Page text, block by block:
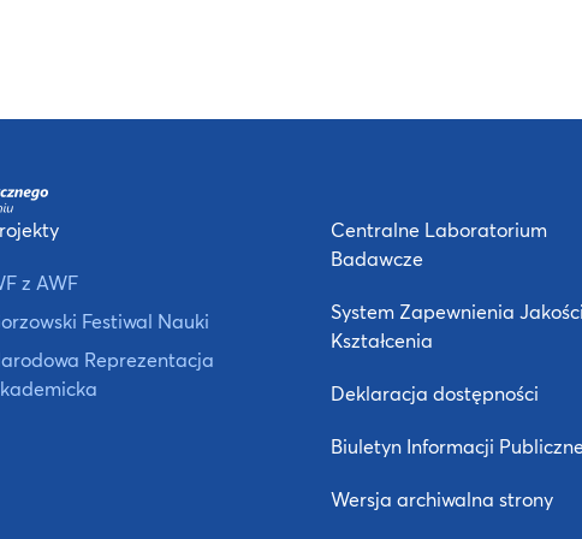
z AWF
Festiwal Nauki
Reprezentacja
Centralne Laboratorium
Badawcze
System Zapewnienia Jakości
Kształcenia
Deklaracja dostępności
Biuletyn Informacji
Wersja archiwalna strony